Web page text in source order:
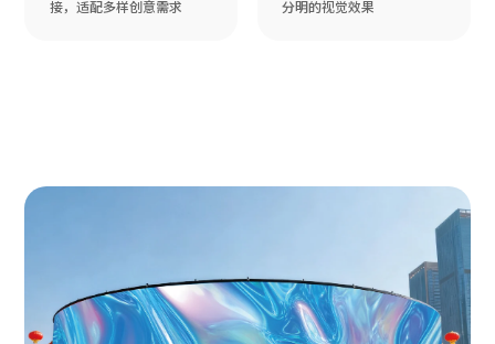
接，适配多样创意需求
分明的视觉效果